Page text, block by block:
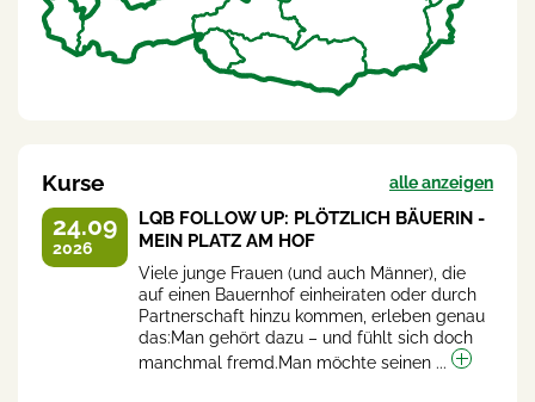
Kurse alle anzeigen
24.09
2026
LQB FOLLOW UP: PLÖTZLICH BÄUERIN -
MEIN PLATZ AM HOF
Viele junge Frauen (und auch Männer), die
auf einen Bauernhof einheiraten oder durch
Partnerschaft hinzu kommen, erleben genau
das:Man gehört dazu – und fühlt sich doch
manchmal fremd.Man möchte seinen ...